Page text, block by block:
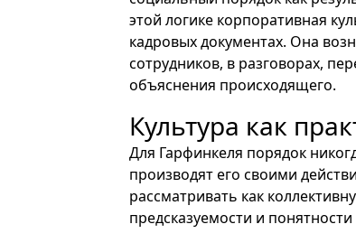
этой логике корпоративная
кадровых документах. Она
сотрудников, в разговорах,
объяснения происходящего.
Культура как
Для Гарфинкеля порядок
производят его своими
рассматривать как
предсказуемости и